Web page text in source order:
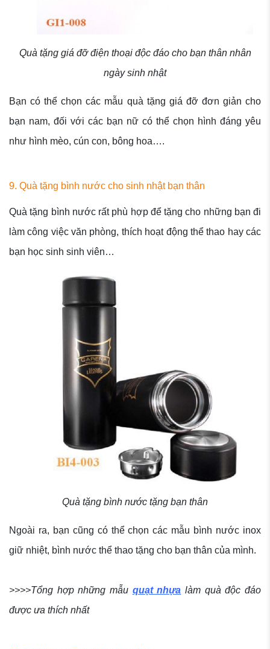
Quà tặng giá đỡ điện thoại độc đáo cho bạn thân nhân
ngày sinh nhật
Bạn có thể chọn các mẫu quà tặng giá đỡ đơn giản cho
bạn nam, đối với các bạn nữ có thể chọn hình đáng yêu
như hình mèo, cún con, bông hoa….
9. Quà tặng bình nước cho sinh nhật bạn thân
Quà tặng bình nước rất phù hợp để tặng cho những bạn đi
làm công việc văn phòng, thích hoạt động thể thao hay các
bạn học sinh sinh viên…
Quà tặng bình nước tặng bạn thân
Ngoài ra, bạn cũng có thể chọn các mẫu bình nước inox
giữ nhiệt, bình nước thể thao tặng cho bạn thân của mình.
>>>>Tổng hợp những mẫu quạt nhựa làm quà độc đáo
được ưa thích nhất